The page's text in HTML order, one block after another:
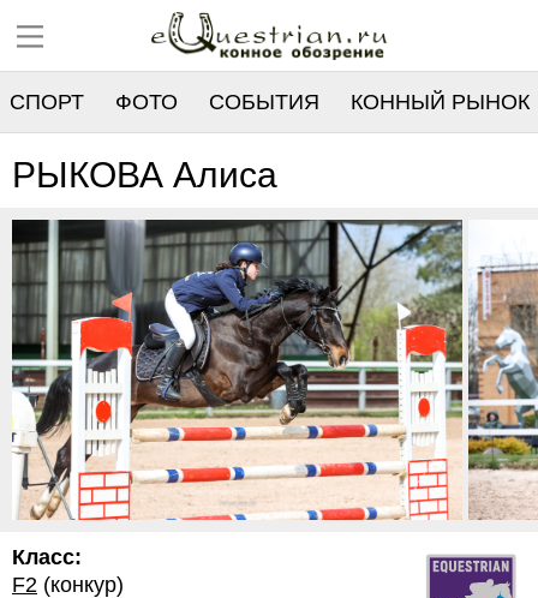
СПОРТ ФОТО СОБЫТИЯ КОННЫЙ РЫНОК
РЕЕСТР
РЫКОВА Алиса
Класс:
F2 (конкур)